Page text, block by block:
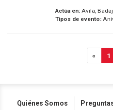
Actúa en:Avila,
Tipos de evento:
« 1
Quiénes Somos